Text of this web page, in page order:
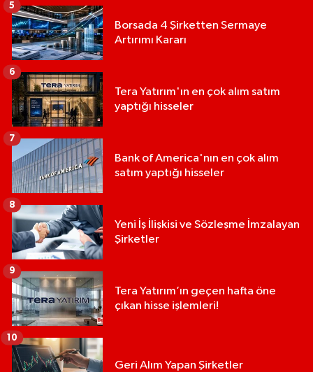
Borsada 4 Şirketten Sermaye
Artırımı Kararı
5
Tera Yatırım'ın en çok alım satım
yaptığı hisseler
6
Bank of America'nın en çok alım
satım yaptığı hisseler
7
Yeni İş İlişkisi ve Sözleşme İmzalayan
Şirketler
8
Tera Yatırım’ın geçen hafta öne
çıkan hisse işlemleri!
9
Geri Alım Yapan Şirketler
10